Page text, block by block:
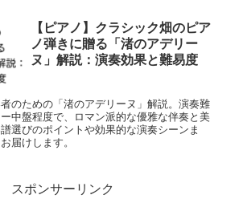
【ピアノ】クラシック畑のピア
ノ弾きに贈る「渚のアデリー
ヌ」解説：演奏効果と難易度
のための「渚のアデリーヌ」解説。演奏難
中盤程度で、ロマン派的な優雅な伴奏と美
選びのポイントや効果的な演奏シーンま
届けします。
スポンサーリンク